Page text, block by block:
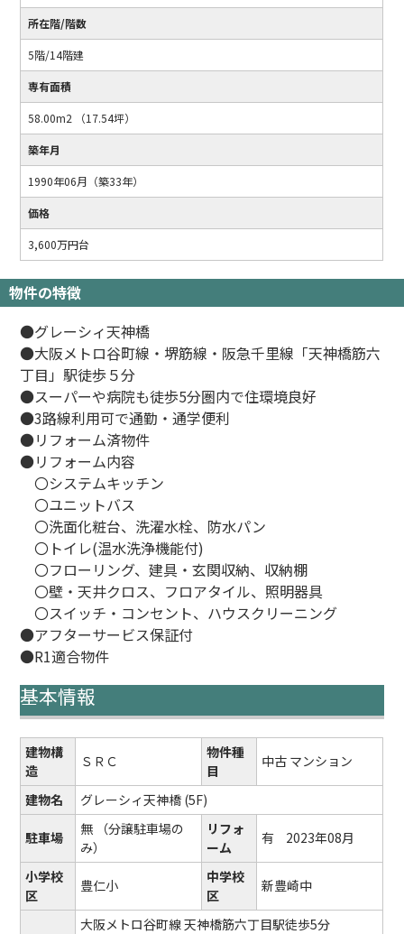
所在階/階数
5階/14階建
専有面積
58.00m2 （17.54坪）
築年月
1990年06月（築33年）
価格
3,600万円台
物件の特徴
●グレーシィ天神橋
●大阪メトロ谷町線・堺筋線・阪急千里線「天神橋筋六
丁目」駅徒歩５分
●スーパーや病院も徒歩5分圏内で住環境良好
●3路線利用可で通勤・通学便利
●リフォーム済物件
●リフォーム内容
〇システムキッチン
〇ユニットバス
〇洗面化粧台、洗濯水栓、防水パン
〇トイレ(温水洗浄機能付)
〇フローリング、建具・玄関収納、収納棚
〇壁・天井クロス、フロアタイル、照明器具
〇スイッチ・コンセント、ハウスクリーニング
●アフターサービス保証付
●R1適合物件
基本情報
建物構
造
ＳＲＣ
物件種
目
中古 マンション
建物名 グレーシィ天神橋 (5F)
駐車場 無
（分譲駐車場の
み）
リフォ
ーム
有 2023年08月
小学校
区
豊仁小
中学校
区
新豊崎中
大阪メトロ谷町線 天神橋筋六丁目駅徒歩5分